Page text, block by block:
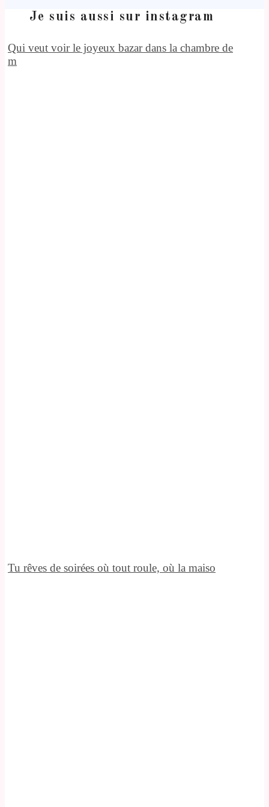
Je suis aussi sur instagram
Qui veut voir le joyeux bazar dans la chambre de
m
Tu rêves de soirées où tout roule, où la maiso